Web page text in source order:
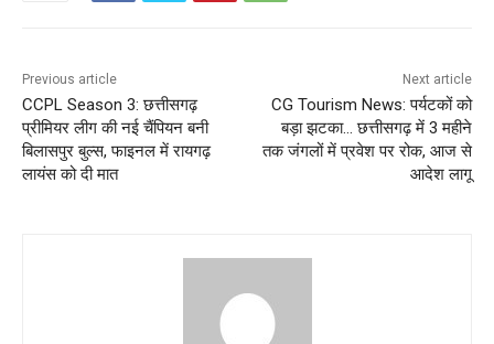
Previous article
CCPL Season 3: छत्तीसगढ़
प्रीमियर लीग की नई चैंपियन बनी
बिलासपुर बुल्स, फाइनल में रायगढ़
लायंस को दी मात
Next article
CG Tourism News: पर्यटकों को
बड़ा झटका… छत्तीसगढ़ में 3 महीने
तक जंगलों में प्रवेश पर रोक, आज से
आदेश लागू